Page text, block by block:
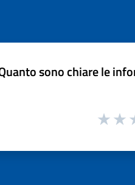
sono chiare le